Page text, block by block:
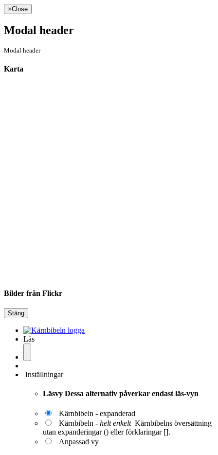
×Close
Modal header
Modal header
Karta
Bilder från Flickr
Stäng
Läs
Inställningar
Läsvy Dessa alternativ påverkar endast läs-vyn
Kärnbibeln - expanderad
Kärnbibeln - helt enkelt Kärnbibelns översättning
utan expanderingar () eller förklaringar [].
Anpassad vy